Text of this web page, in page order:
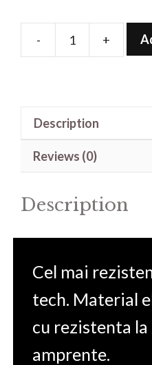
-
Folie
+
Description
Reviews (0)
Description
Cel mai
tech. Material
cu rezistenta
amprente.